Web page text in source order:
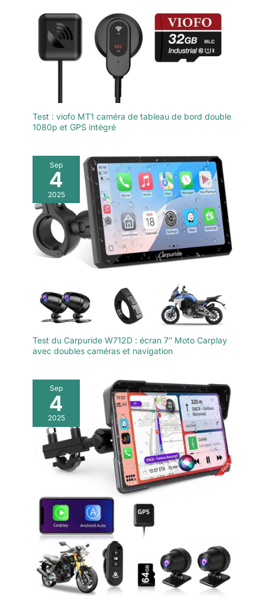
Test : viofo MT1 caméra de tableau de bord double
1080p et GPS intégré
Sep
4
2025
Test du Carpuride W712D : écran 7″ Moto Carplay
avec doubles caméras et navigation
Sep
4
2025